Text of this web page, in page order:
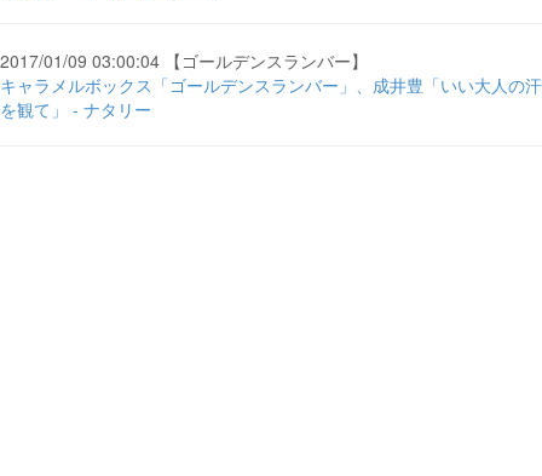
2017/01/09 03:00:04 【ゴールデンスランバー】
キャラメルボックス「ゴールデンスランバー」、成井豊「いい大人の汗
を観て」 - ナタリー